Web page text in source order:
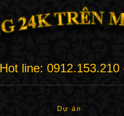
Hot line:
Dự án